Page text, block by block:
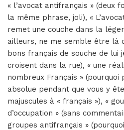
« l’avocat antifrançais » (deux
la même phrase, joli), «
remet une couche dans la
ailleurs, ne me semble être là
bons français de souche de lui
croisent dans la rue), « une
nombreux Français »
absolue pendant que vous y
majuscules à « français »), «
d’occupation » (sans
groupes antifrançais »